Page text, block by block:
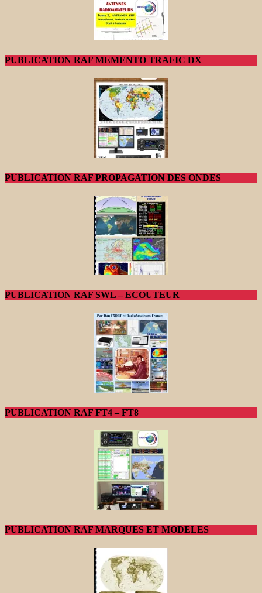
PUBLICATION RAF MEMENTO TRAFIC DX
PUBLICATION RAF PROPAGATION DES ONDES
PUBLICATION RAF SWL – ECOUTEUR
PUBLICATION RAF FT4 – FT8
PUBLICATION RAF MARQUES ET MODELES